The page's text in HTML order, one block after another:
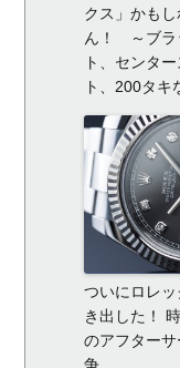
クス」かも
ん！ ～ブラ
ト、センタ
ト、200タキ
ついにロレッ
き出した！
のアフター